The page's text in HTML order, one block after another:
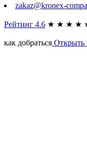
zakaz@kronex-
Рейтинг 4.6 ★ ★ ★ ★
как добраться Открыть